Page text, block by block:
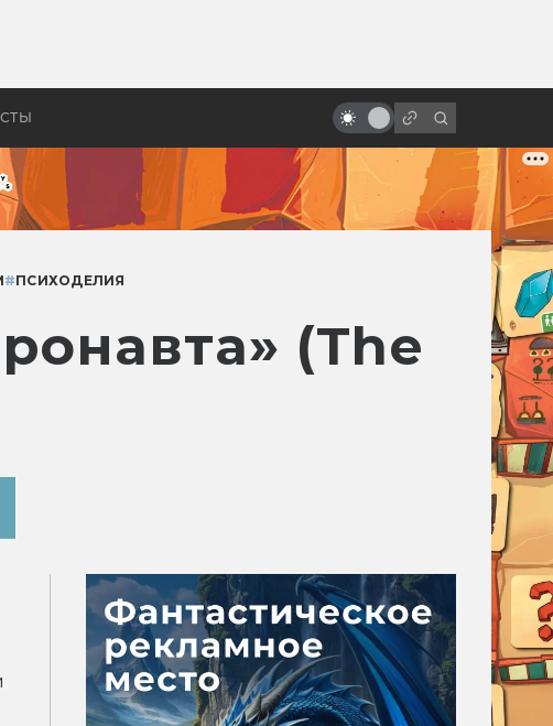
камень»
#ПСИХОДЕЛИЯ
(The